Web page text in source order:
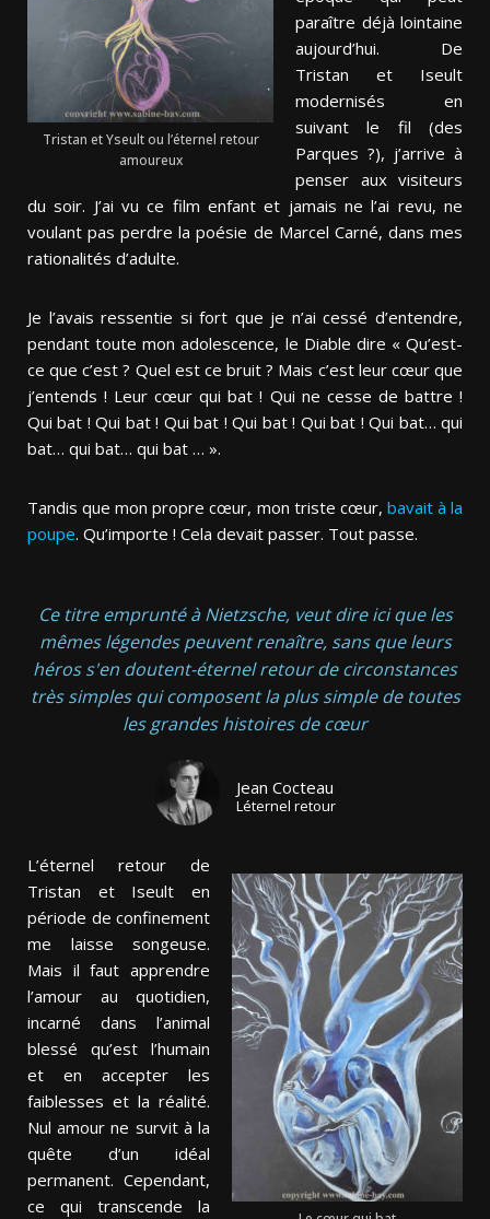
Tristan et Yseult ou l’éternel retour
amoureux
paraître déjà lointaine
aujourd’hui. De
Tristan et Iseult
modernisés en
suivant le fil (des
Parques ?), j’arrive à
penser aux visiteurs
du soir. J’ai vu ce film enfant et jamais ne l’ai revu, ne
voulant pas perdre la poésie de Marcel Carné, dans mes
rationalités d’adulte.
Je l’avais ressentie si fort que je n’ai cessé d’entendre,
pendant toute mon adolescence, le Diable dire « Qu’est-
ce que c’est ? Quel est ce bruit ? Mais c’est leur cœur que
j’entends ! Leur cœur qui bat ! Qui ne cesse de battre !
Qui bat ! Qui bat ! Qui bat ! Qui bat ! Qui bat ! Qui bat… qui
bat… qui bat… qui bat … ».
Tandis que mon propre cœur, mon triste cœur, bavait à la
poupe. Qu’importe ! Cela devait passer. Tout passe.
Ce titre emprunté à Nietzsche, veut dire ici que les
mêmes légendes peuvent renaître, sans que leurs
héros s'en doutent-éternel retour de circonstances
très simples qui composent la plus simple de toutes
les grandes histoires de cœur
Jean Cocteau
Léternel retour
L’éternel retour de
Tristan et Iseult en
période de confinement
me laisse songeuse.
Mais il faut apprendre
l’amour au quotidien,
incarné dans l’animal
blessé qu’est l’humain
et en accepter les
faiblesses et la réalité.
Nul amour ne survit à la
quête d’un idéal
permanent. Cependant,
ce qui transcende la